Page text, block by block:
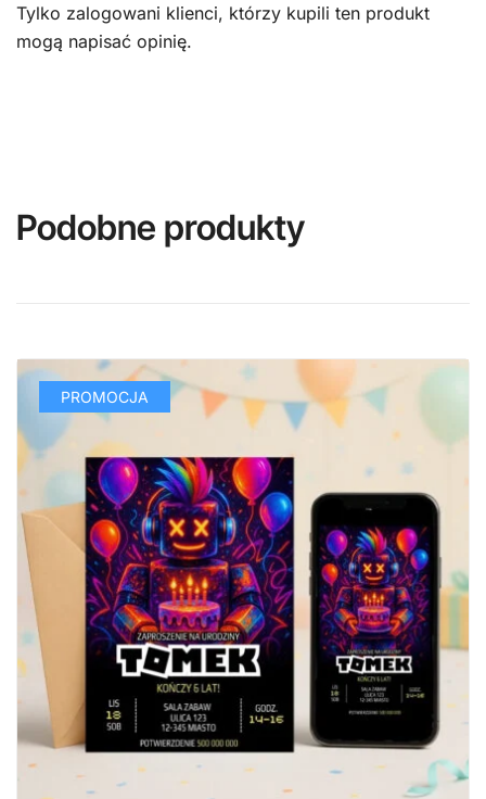
Tylko zalogowani klienci, którzy kupili ten produkt
mogą napisać opinię.
Podobne produkty
PROMOCJA